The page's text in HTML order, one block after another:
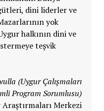
dini liderler ve
yok
halkının dini ve
teşvik
(Uygur Çalışmaları
Program Sorumlusu)
Merkezi